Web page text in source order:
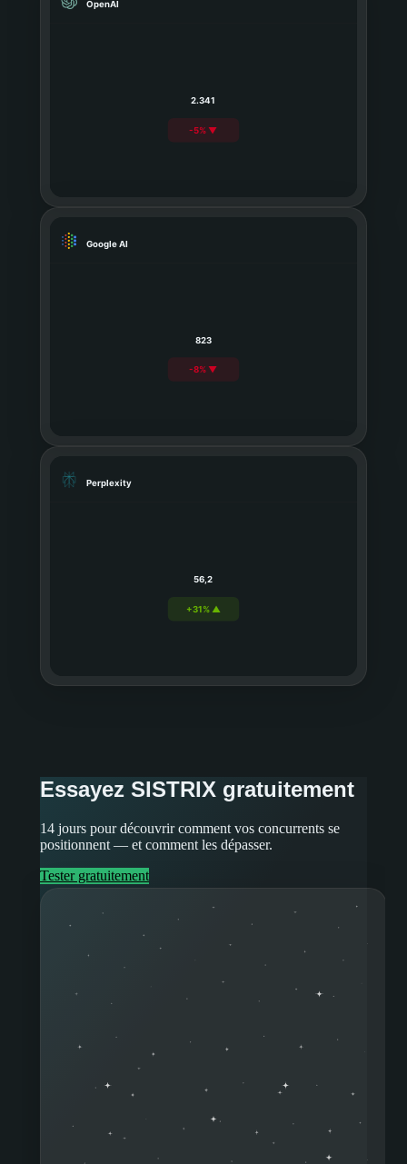
OpenAI
2.341
-5% ▼
Google AI
823
-8% ▼
Perplexity
56,2
+31% ▲
Essayez SISTRIX gratuitement
14 jours pour découvrir comment vos concurrents se
positionnent — et comment les dépasser.
Tester gratuitement